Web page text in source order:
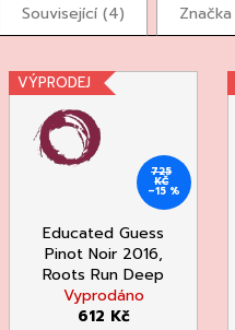
Související (4) Značka
VÝPRODEJ
725
KČ
–15 %
Educated Guess
Pinot Noir 2016,
Roots Run Deep
Vyprodáno
612 Kč